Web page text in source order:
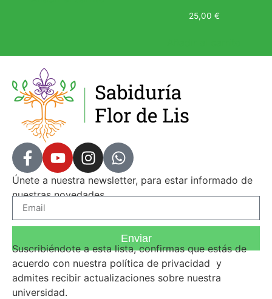
25,00 €
Únete a nuestra newsletter, para estar informado de
nuestras novedades.
Enviar
Suscribiéndote a esta lista, confirmas que estás de
acuerdo con nuestra política de privacidad y
admites recibir actualizaciones sobre nuestra
universidad.